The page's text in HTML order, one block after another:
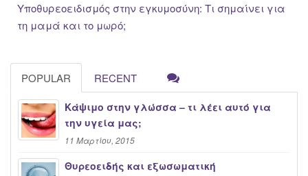
Υποθυρεοειδισμός στην εγκυμοσύνη: Τι σημαίνει για
τη μαμά και το μωρό;
POPULAR RECENT
Κάψιμο στην γλώσσα – τι λέει αυτό για
την υγεία μας;
11 Μαρτίου, 2015
Θυρεοειδής και εξωσωματική